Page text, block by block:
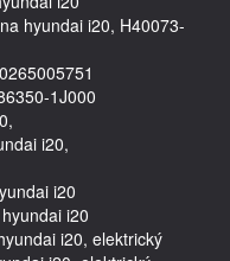
hyundai i20, H40073-
1J000
i20,
i20
i20
i20, elektrický